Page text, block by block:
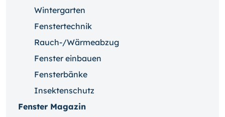
Wintergarten
Fenstertechnik
Rauch-/Wärmeabzug
Fenster einbauen
Fensterbänke
Insektenschutz
Fenster Magazin